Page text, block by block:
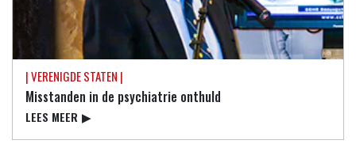
| VERENIGDE STATEN |
Misstanden in de psychiatrie onthuld
LEES MEER ▶